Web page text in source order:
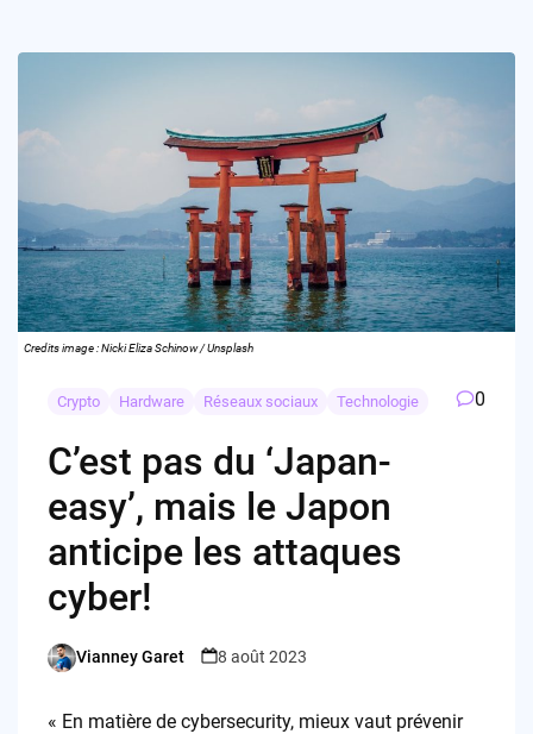
Credits image : Nicki Eliza Schinow / Unsplash
Crypto Hardware Réseaux sociaux Technologie 0
C’est pas du ‘Japan-
easy’, mais le Japon
anticipe les attaques
cyber!
Posted
Vianney Garet 8 août 2023
« En matière de cybersecurity, mieux vaut prévenir